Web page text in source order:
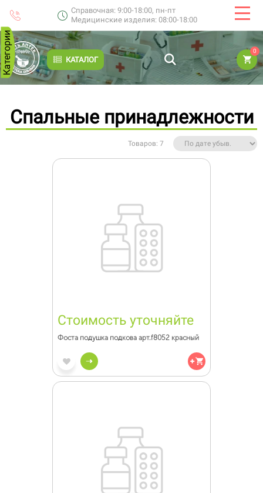
Справочная: 9:00-18:00, пн-пт
Медицинские изделия: 08:00-18:00
КАТАЛОГ
0
Категории
Спальные принадлежности
Товаров: 7
Стоимость уточняйте
Фоста подушка подкова арт.f8052 красный